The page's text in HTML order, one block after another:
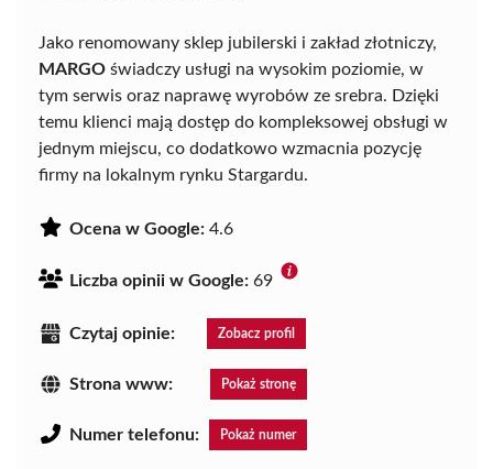
Jako renomowany sklep jubilerski i zakład złotniczy,
MARGO świadczy usługi na wysokim poziomie, w
tym serwis oraz naprawę wyrobów ze srebra. Dzięki
temu klienci mają dostęp do kompleksowej obsługi w
jednym miejscu, co dodatkowo wzmacnia pozycję
firmy na lokalnym rynku Stargardu.
Ocena w Google: 4.6
Liczba opinii w Google: 69
Czytaj opinie: Zobacz profil
Strona www: Pokaż stronę
Numer telefonu: Pokaż numer